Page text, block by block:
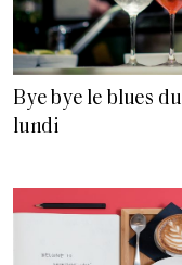
Bye bye le blues du
lundi